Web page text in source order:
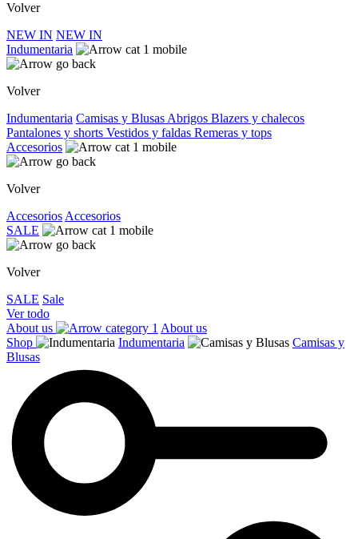
Volver
NEW IN NEW IN
Indumentaria
Volver
Indumentaria Camisas y Blusas Abrigos Blazers y chalecos
Pantalones y shorts Vestidos y faldas Remeras y tops
Accesorios
Volver
Accesorios Accesorios
SALE
Volver
SALE Sale
Ver todo
About us
About us
Shop
Indumentaria
Camisas y
Blusas